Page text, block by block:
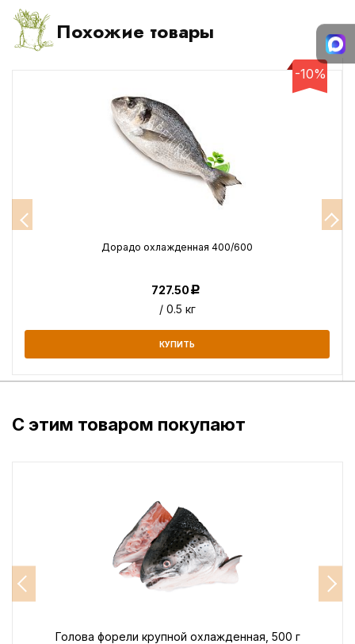
Похожие товары
-10%
Дорадо охлажденная 400/600
727.50Р
/ 0.5 кг
КУПИТЬ
С этим товаром покупают
Голова форели крупной охлажденная, 500 г